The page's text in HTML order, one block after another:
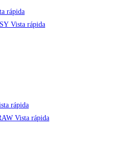
rápida
Vista rápida
rápida
Vista rápida